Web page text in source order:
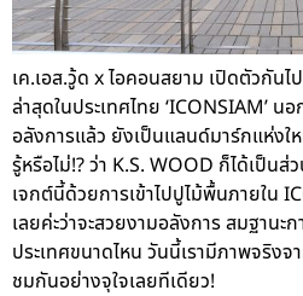
เค.เอส.วู้ด x ไอคอนสยาม เปิดตัวกัน
ล่าสุดในประเทศไทย ‘ICONSIAM’
อลังการแล้ว ยังเป็นแลนด์มาร์กแห่งใ
รู้หรือไม่!? ว่า K.S. WOOD ก็ได้เป็น
เจกต์นี้ด้วยการเข้าไปปูไม้พื้นภายใน
เลยค่ะว่าจะสวยงามอลังการ สมฐาน
ประเทศขนาดไหน วันนี้เรามีภาพจริง
ชมกันอย่างจุใจเลยทีเดียว!